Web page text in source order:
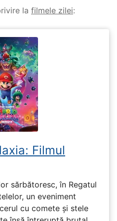
la filmele zilei:
Filmul
sărbătoresc, în Regatul
un eveniment
cu comete și stele